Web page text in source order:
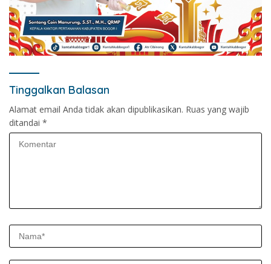
Tinggalkan Balasan
Alamat email Anda tidak akan dipublikasikan. Ruas yang wajib
ditandai *